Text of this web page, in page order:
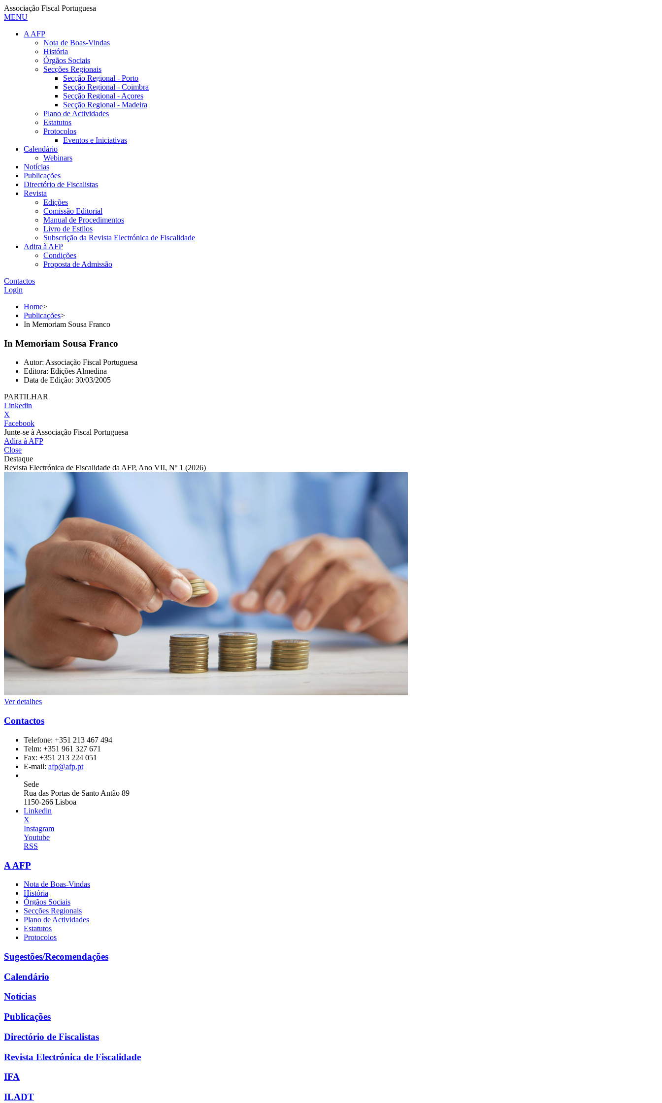
Associação Fiscal Portuguesa
MENU
A AFP
Nota de Boas-Vindas
História
Órgãos Sociais
Secções Regionais
Secção Regional - Porto
Secção Regional - Coimbra
Secção Regional - Açores
Secção Regional - Madeira
Plano de Actividades
Estatutos
Protocolos
Eventos e Iniciativas
Calendário
Webinars
Notícias
Publicações
Directório de Fiscalistas
Revista
Edições
Comissão Editorial
Manual de Procedimentos
Livro de Estilos
Subscrição da Revista Electrónica de Fiscalidade
Adira à AFP
Condições
Proposta de Admissão
Contactos
Login
Home>
Publicações>
In Memoriam Sousa Franco
In Memoriam Sousa Franco
Autor: Associação Fiscal Portuguesa
Editora: Edições Almedina
Data de Edição: 30/03/2005
PARTILHAR
Linkedin
X
Facebook
Junte-se à Associação Fiscal Portuguesa
Adira à AFP
Close
Destaque
Revista Electrónica de Fiscalidade da AFP, Ano VII, Nº 1 (2026)
Ver detalhes
Contactos
Telefone: +351 213 467 494
Telm: +351 961 327 671
Fax: +351 213 224 051
E-mail: afp@afp.pt
Sede
Rua das Portas de Santo Antão 89
1150-266 Lisboa
Linkedin
X
Instagram
Youtube
RSS
A AFP
Nota de Boas-Vindas
História
Órgãos Sociais
Secções Regionais
Plano de Actividades
Estatutos
Protocolos
Sugestões/Recomendações
Calendário
Notícias
Publicações
Directório de Fiscalistas
Revista Electrónica de Fiscalidade
IFA
ILADT